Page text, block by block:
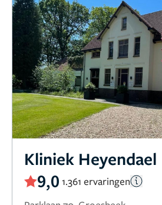
Kliniek Heyendael
9,0 1.361 ervaringen